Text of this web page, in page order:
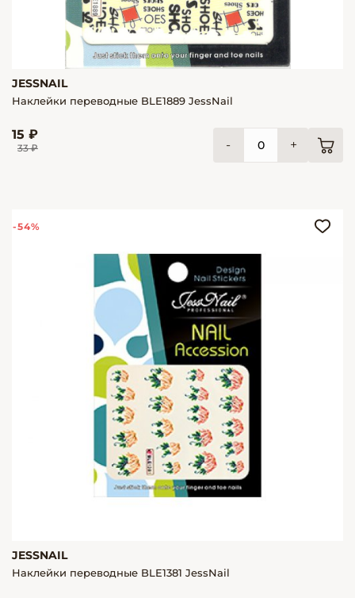
JESSNAIL
Наклейки переводные BLE1889 JessNail
15 ₽
33 ₽ - +
-54%
JESSNAIL
Наклейки переводные BLE1381 JessNail